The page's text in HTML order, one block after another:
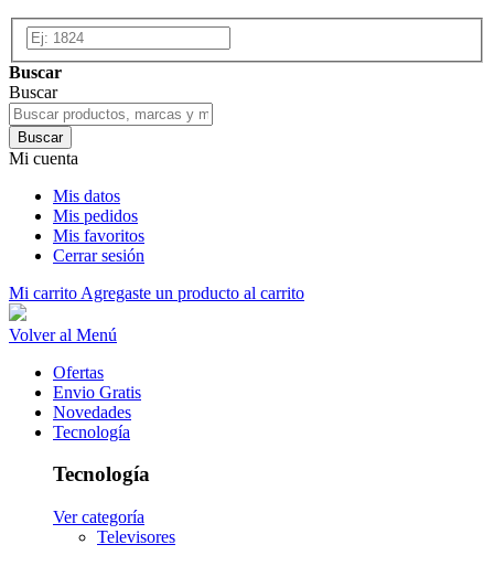
Buscar
Buscar
Buscar
Mi cuenta
Mis datos
Mis pedidos
Mis favoritos
Cerrar sesión
Mi carrito Agregaste un producto al carrito
Volver al Menú
Ofertas
Envio Gratis
Novedades
Tecnología
Tecnología
Ver categoría
Televisores